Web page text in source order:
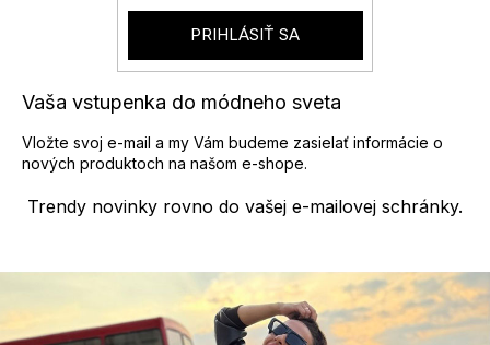
Trendy novinky rovno do vašej e-mailovej schránky.
Vaša vstupenka do módneho sveta
Vložte svoj e-mail a my Vám budeme zasielať informácie o
nových produktoch na našom e-shope.
PRIHLÁSIŤ SA